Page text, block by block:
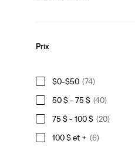
Prix
$0-$50 (74)
50 $ - 75 $ (40)
75 $ - 100 $ (20)
100 $ et + (6)